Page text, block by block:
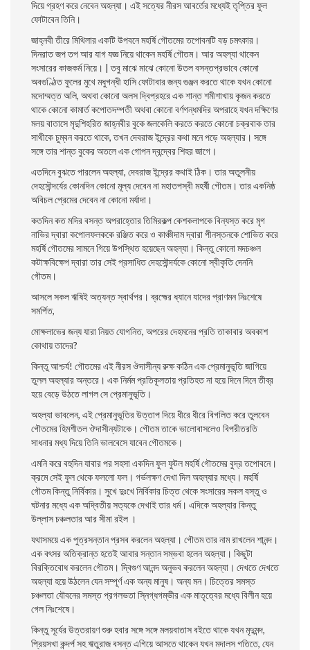
দিয়ে গ্রহণ করে নেবেন অহল্যা। এই সত্যের নীরস আবর্তের মধ্যেই তৃপ্তির ফুল
ফোটাবেন তিনি।
জাহ্নবী তীরে মিথিলার একটি উপবনে মহর্ষি গৌতমের তপােবনটি বড় চমৎকার।
দিনরাত জপ তপ আর যাগ যজ্ঞ নিয়ে থাকেন মহর্ষি গৌতম। আর অহল্যা থাকেন
সংসারের কাজকর্ম নিয়ে। | তবু মাঝে মাঝে কোনাে উতল বসন্তপ্রভাবে কোনাে
অবগুণ্ঠিত ফুলের মুখে মধুগন্ধী হাসি ফোটাবার জন্য গুঞ্জন করতে থাকে যখন কোনাে
মদোম্মত্ত অলি, অথবা কোনাে অলস দ্বিপ্রহরে এক শান্ত শমীশাখায় কৃজন করতে
থাকে কোনাে কামার্ত কপােতদম্পতী অথবা কোনাে বর্ণগন্ধমদির অপরাহে যখন দক্ষিণের
মলয় বাতাসে মৃদুশিহরিত জাহ্নবীর বুকে জলকেলি করতে করতে কোনাে চক্রবাক তার
সাথীকে চুম্বন করতে থাকে, তখন দেবরাজ ইন্দ্রের কথা মনে পড়ে অহল্যার। সঙ্গে
সঙ্গে তার শান্ত বুকের অতলে এক গােপন দ্বন্দ্বের শিহর জাগে।
এতদিনে বুঝতে পারলেন অহল্যা, দেবরাজ ইন্দ্রের কথাই ঠিক। তার অতুলনীয়
দেহসৌন্দর্যের কোনদিন কোনাে মূল্য দেবেন না মহাতপস্বী মহর্ষী গৌতম। তার একনিষ্ঠ
অবিচল প্রেমের দেবেন না কোনাে মর্যাদা।
কতদিন কত মদির বসন্ত অপরাহ্তোর তিমিরকল্প কেশকলাপকে বিন্যস্ত করে মৃগ
নাভির দ্বারা কপােলফলককে রঞ্জিত করে ও কাঞ্চীদাম দ্বারা পীনস্তনকে শােভিত করে
মহর্ষি গৌতমের সামনে গিয়ে উপস্থিত হয়েছেন অহল্যা। কিন্তু কোনাে মদচঞ্চল
কটাক্ষবিক্ষেপ দ্বারা তার সেই প্রসাধিত দেহসৌন্দর্যকে কোনাে স্বীকৃতি দেননি
গৌতম।
আসলে সকল ঋষিই অত্যন্ত স্বার্থপর। ব্রহ্মের ধ্যানে যাদের প্রাণমন নিঃশেষে
সমর্পিত,
মােক্ষলাভের জন্য যারা নিয়ত যােগনিত, অপরের দেহমনের প্রতি তাকাবার অবকাশ
কোথায় তাদের?
কিন্তু আশ্চর্য! গৌতমের এই নীরস ঔদাসীন্য রুক্ষ কঠিন এক প্রেমানুভূতি জাগিয়ে
তুলল অহল্যার অন্তরে। এক নির্মম প্রতিকূলতায় প্রতিহত না হয়ে দিনে দিনে তীব্র
হয়ে বেড়ে উঠতে লাগল সে প্রেমানুভূতি।
অহল্যা ভাবলেন, এই প্রেমানুভূতির উত্তাপ দিয়ে ধীরে ধীরে বিগলিত করে তুলবেন
গৌতমের হিমশীতল ঔদাসীন্যটাকে। গৌতম তাকে ভালােবাসলেও বিপরীতরতি
সাধনার মধ্য দিয়ে তিনি ভালবেসে যাবেন গৌতমকে।
এমনি করে বহুদিন যাবার পর সহসা একদিন ফুল ফুটল মহর্ষি গৌতমের বুদ্র তপােবনে।
ক্রমে সেই ফুল থেকে ফললাে ফল। গর্ভলক্ষণ দেখা দিল অহল্যার মধ্যে। মহর্ষি
গৌতম কিন্তু নির্বিকার। সুখে দুঃখে নির্বিকার চিত্ত থেকে সংসারের সকল বস্তু ও
ঘটনার মধ্যে এক অদ্বিতীয় সত্যকে দেখাই তার ধর্ম। এদিকে অহল্যার কিন্তু
উল্লাস চঞ্চলতার আর সীমা রইল ।
যথাসময়ে এক পুত্রসন্তান প্রসব করলেন অহল্যা। গৌতম তার নাম রাখলেন শানন্দ।
এক বৎসর অতিক্রান্ত হতেই আবার সন্তান সম্ভবা হলেন অহল্যা। কিছুটা
বিরক্তিবােধ করলেন গৌতম। দ্বিগুণ আনন্দ অনুভব করলেন অহল্যা। দেখতে দেখতে
অহল্যা হয়ে উঠলেন যেন সম্পূর্ণ এক অন্য মানুষ। অন্য মন। চিত্তের সমস্ত
চঞ্চলতা যৌবনের সমস্ত প্রগলভতা স্নিগ্ধগম্ভীর এক মাতৃত্বের মধ্যে বিলীন হয়ে
গেল নিঃশেষে।
কিন্তু সূর্যের উত্তরায়ণ শুরু হবার সঙ্গে সঙ্গে মলয়বাতাস বইতে থাকে যখন মৃদুমন্দ,
প্রিয়সখা কন্দর্প সহ ঋতুরাজ বসন্ত এগিয়ে আসতে থাকেন যখন মদালস গতিতে, যেন